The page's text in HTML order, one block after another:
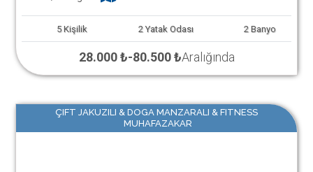
5 Kişilik 2 Yatak Odası 2 Banyo
28.000 ₺-80.500 ₺Aralığında
ÇIFT JAKUZILI & DOGA MANZARALI & FITNESS
MUHAFAZAKAR